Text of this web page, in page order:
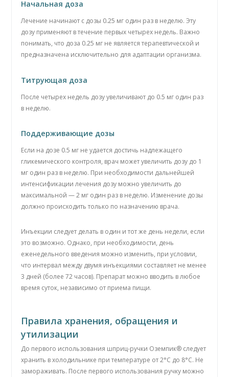
Начальная доза
Лечение начинают с дозы 0.25 мг один раз в неделю. Эту
дозу применяют в течение первых четырех недель. Важно
понимать, что доза 0.25 мг не является терапевтической и
предназначена исключительно для адаптации организма.
Титрующая доза
После четырех недель дозу увеличивают до 0.5 мг один раз
в неделю.
Поддерживающие дозы
Если на дозе 0.5 мг не удается достичь надлежащего
гликемического контроля, врач может увеличить дозу до 1
мг один раз в неделю. При необходимости дальнейшей
интенсификации лечения дозу можно увеличить до
максимальной — 2 мг один раз в неделю. Изменение дозы
должно происходить только по назначению врача.
Инъекции следует делать в один и тот же день недели, если
это возможно. Однако, при необходимости, день
еженедельного введения можно изменить, при условии,
что интервал между двумя инъекциями составляет не менее
3 дней (более 72 часов). Препарат можно вводить в любое
время суток, независимо от приема пищи.
Правила хранения, обращения и
утилизации
До первого использования шприц-ручки Оземпик® следует
хранить в холодильнике при температуре от 2°C до 8°C. Не
замораживать. После первого использования ручку можно